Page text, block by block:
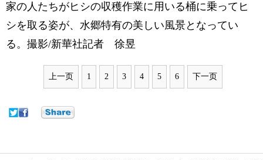
家の人たちがヒシの収穫作業に用いる桶に乗ってヒ
シを取る姿が、水郷特有の美しい風景となってい
る。撮影/新華社記者 徐昱
上一页 1 2 3 4 5 6 下一页